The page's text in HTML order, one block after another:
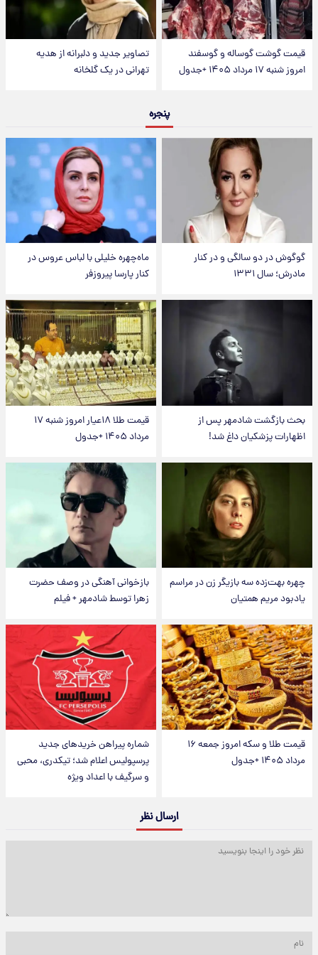
قیمت گوشت گوساله و گوسفند
امروز شنبه ۱۷ مرداد ۱۴۰۵ +جدول
تصاویر جدید و دلبرانه از هدیه
تهرانی در یک گلخانه
پنجره
گوگوش در دو سالگی و در کنار
مادرش؛ سال ۱۳۳۱
ماه‌چهره خلیلی با لباس عروس در
کنار پارسا پیروزفر
بحث بازگشت شادمهر پس از
اظهارات پزشکیان داغ شد!
قیمت طلا ۱۸عیار امروز شنبه ۱۷
مرداد ۱۴۰۵ +جدول
چهره بهت‌زده سه بازیگر زن در مراسم
یادبود مریم همتیان
بازخوانی آهنگی در وصف حضرت
زهرا توسط شادمهر + فیلم
قیمت طلا و سکه امروز جمعه ۱۶
مرداد ۱۴۰۵ +جدول
شماره پیراهن خریدهای جدید
پرسپولیس اعلام شد؛ تیکدری، محبی
و سرگیف با اعداد ویژه
ارسال نظر